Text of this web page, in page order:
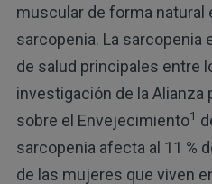
muscular de forma natural
sarcopenia. La sarcopenia
de salud principales entre
investigación de la Alianza
sobre el Envejecimiento1
sarcopenia afecta al 11 %
de las mujeres que viven